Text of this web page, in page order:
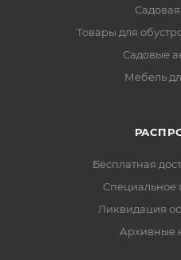
Товары для
Садовые
Мебель
Бесплатная
Специальное
Ликвидация
Архивные